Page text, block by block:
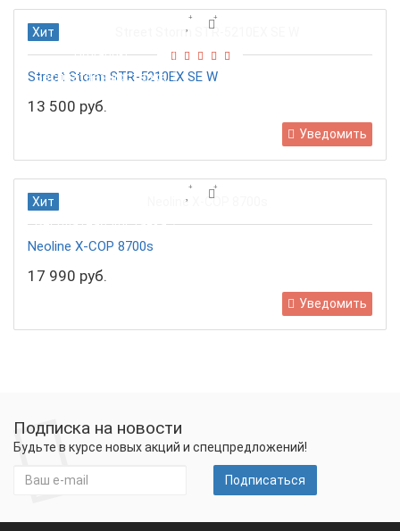
Хит
Подарок!
Бесплатная доставка
Street Storm STR-5210EX SE W
13 500 руб.
Уведомить
Хит
Бесплатная доставка
Neoline X-COP 8700s
17 990 руб.
Уведомить
Подписка на новости
Будьте в курсе новых акций и спецпредложений!
Подписаться